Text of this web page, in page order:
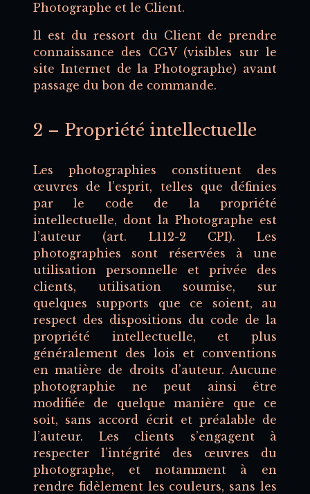
Photographe et le Client.
Il est du ressort du Client de prendre
connaissance des CGV (visibles sur le
site Internet de la Photographe) avant
passage du bon de commande.
2 – Propriété intellectuelle
Les photographies constituent des
œuvres de l’esprit, telles que définies
par le code de la propriété
intellectuelle, dont la Photographe est
l’auteur (art. L112-2 CPI). Les
photographies sont réservées à une
utilisation personnelle et privée des
clients, utilisation soumise, sur
quelques supports que ce soient, au
respect des dispositions du code de la
propriété intellectuelle, et plus
généralement des lois et conventions
en matière de droits d’auteur. Aucune
photographie ne peut ainsi être
modifiée de quelque manière que ce
soit, sans accord écrit et préalable de
l’auteur. Les clients s’engagent à
respecter l’intégrité des œuvres du
photographe, et notamment à en
rendre fidèlement les couleurs, sans les